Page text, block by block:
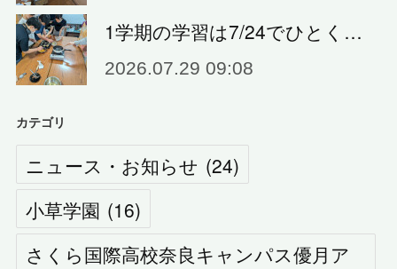
1学期の学習は7/24でひとく…
2026.07.29 09:08
カテゴリ
ニュース・お知らせ (24)
小草学園 (16)
さくら国際高校奈良キャンパス優月ア